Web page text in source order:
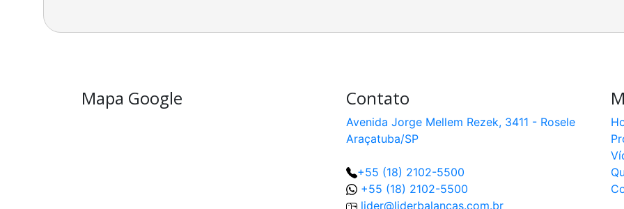
Mapa Google Contato
Avenida Jorge Mellem Rezek, 3411 - Rosele
Araçatuba/SP
+55 (18) 2102-5500
+55 (18) 2102-5500
lider@liderbalancas.com.br